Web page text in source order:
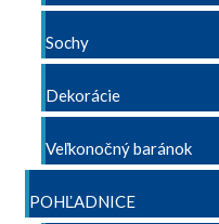
Sochy
Dekorácie
Veľkonočný baránok
POHĽADNICE